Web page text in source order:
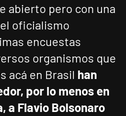
abierto pero con una
oficialismo
encuestas
organismos que
acá en Brasil han
por lo menos en
a Flavio Bolsonaro